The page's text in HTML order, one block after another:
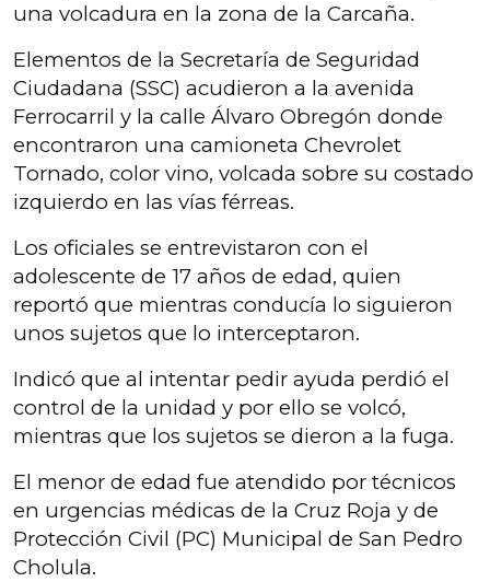
una volcadura en la zona de la Carcaña.
Elementos de la Secretaría de Seguridad
Ciudadana (SSC) acudieron a la avenida
Ferrocarril y la calle Álvaro Obregón donde
encontraron una camioneta Chevrolet
Tornado, color vino, volcada sobre su costado
izquierdo en las vías férreas.
Los oficiales se entrevistaron con el
adolescente de 17 años de edad, quien
reportó que mientras conducía lo siguieron
unos sujetos que lo interceptaron.
Indicó que al intentar pedir ayuda perdió el
control de la unidad y por ello se volcó,
mientras que los sujetos se dieron a la fuga.
El menor de edad fue atendido por técnicos
en urgencias médicas de la Cruz Roja y de
Protección Civil (PC) Municipal de San Pedro
Cholula.